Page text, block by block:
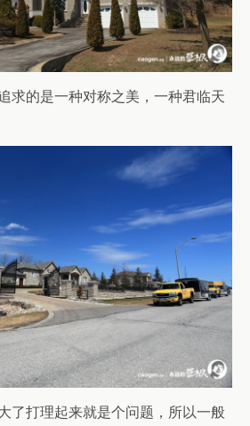
求的是一种对称之美，一种君临天
了打理起来就是个问题，所以一般